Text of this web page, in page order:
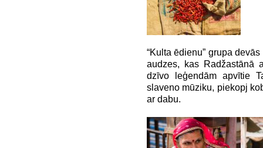
“Kulta ēdienu” grupa
audzes, kas Radžastānā
dzīvo leģendām apvītie
slaveno mūziku, piekopj
ar dabu.